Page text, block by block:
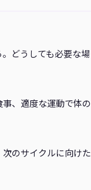
どうしても必要な場
、適度な運動で体の
のサイクルに向けた